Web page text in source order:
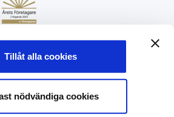
Tillåt alla cookies
nödvändiga cookies